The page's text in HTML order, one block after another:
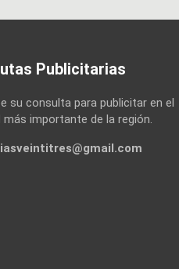
Publicitarias
su consulta para publicitar en el
más importante de la región.